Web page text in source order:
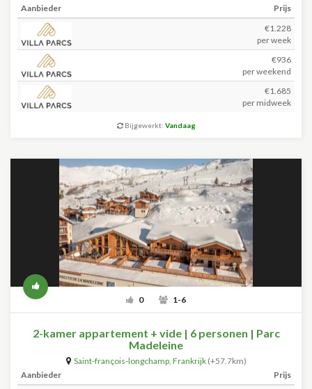
Aanbieder
Prijs
€1.228
per week
€936
per weekend
€1.685
per midweek
Bijgewerkt: Vandaag
0 1-6
2-kamer appartement + vide | 6 personen | Parc
Madeleine
Saint-françois-longchamp, Frankrijk (+57.7km)
Aanbieder
Prijs